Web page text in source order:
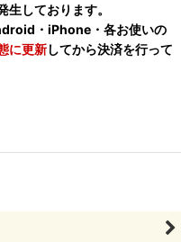
しております。
・iPhone・各お使いの
に更新してから決済を行って